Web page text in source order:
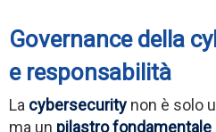
Governance della
e responsabilità
La cybersecurity non è solo
ma un pilastro